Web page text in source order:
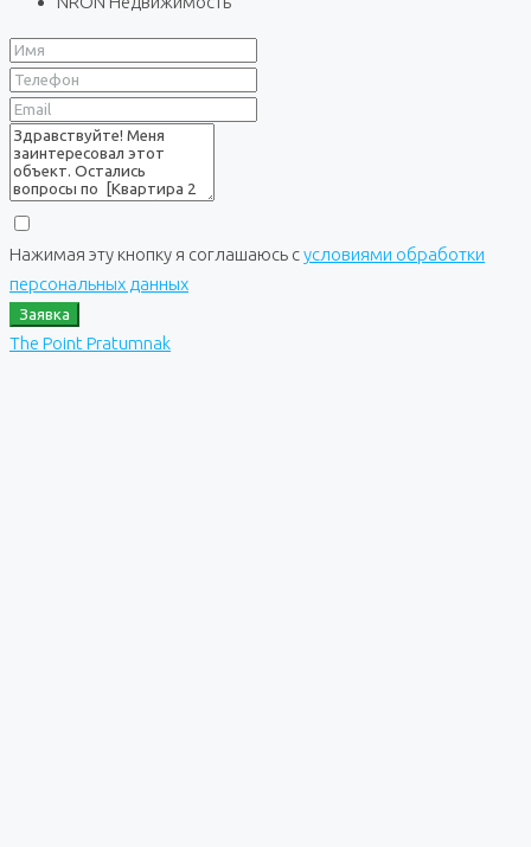
Нажимая эту кнопку я соглашаюсь сусловиями обработки
персональных данных
Заявка
The Point Pratumnak